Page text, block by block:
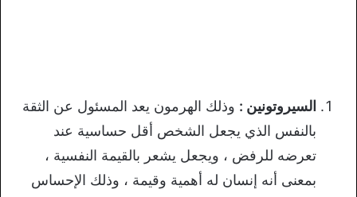
السيروتونين : وذلك الهرمون يعد المسئول عن الثقة
بالنفس الذي يجعل الشخص أقل حساسية عند
تعرضه للرفض ، ويجعل يشعر بالقيمة النفسية ،
بمعنى أنه إنسان له أهمية وقيمة ، وذلك الإحساس